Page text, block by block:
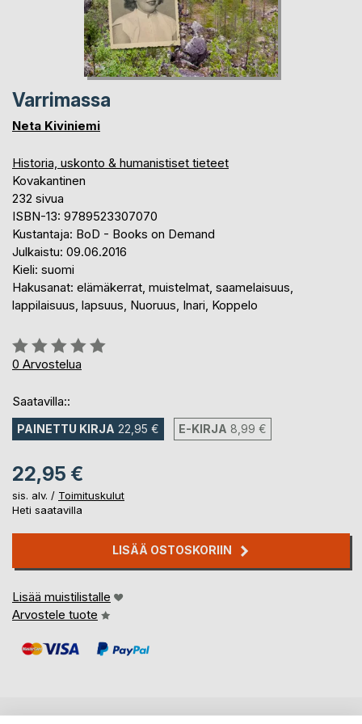
Varrimassa
Neta Kiviniemi
Historia, uskonto & humanistiset tieteet
Kovakantinen
232 sivua
ISBN-13: 9789523307070
Kustantaja: BoD - Books on Demand
Julkaistu: 09.06.2016
Kieli: suomi
Hakusanat: elämäkerrat, muistelmat, saamelaisuus,
lappilaisuus, lapsuus, Nuoruus, Inari, Koppelo
Arvostelu::
0%
0 Arvostelua
Saatavilla::
PAINETTU KIRJA 22,95 € E-KIRJA 8,99 €
22,95 €
sis. alv. / Toimituskulut
Heti saatavilla
LISÄÄ OSTOSKORIIN
Lisää muistilistalle
Arvostele tuote